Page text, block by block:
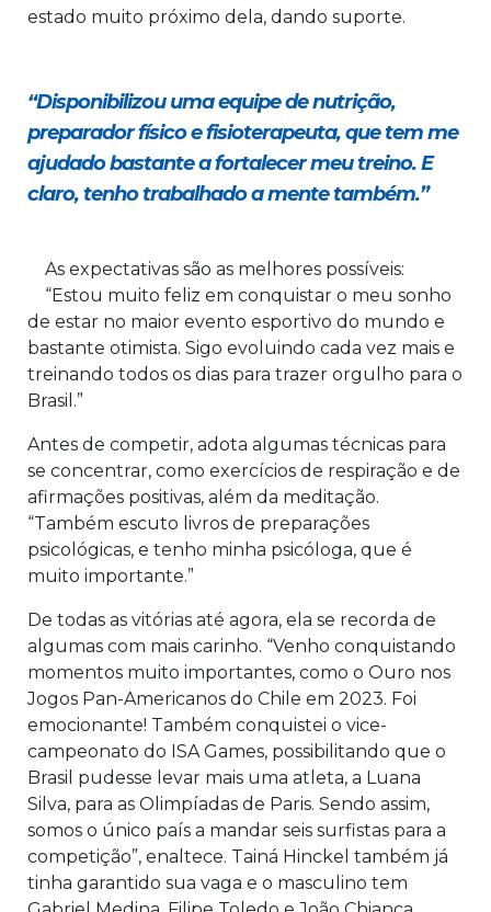
estado muito próximo dela, dando suporte.
“Disponibilizou uma equipe de nutrição,
preparador físico e fisioterapeuta, que tem me
ajudado bastante a fortalecer meu treino. E
claro, tenho trabalhado a mente também.”
As expectativas são as melhores possíveis:
“Estou muito feliz em conquistar o meu sonho
de estar no maior evento esportivo do mundo e
bastante otimista. Sigo evoluindo cada vez mais e
treinando todos os dias para trazer orgulho para o
Brasil.”
Antes de competir, adota algumas técnicas para
se concentrar, como exercícios de respiração e de
afirmações positivas, além da meditação.
“Também escuto livros de preparações
psicológicas, e tenho minha psicóloga, que é
muito importante.”
De todas as vitórias até agora, ela se recorda de
algumas com mais carinho. “Venho conquistando
momentos muito importantes, como o Ouro nos
Jogos Pan-Americanos do Chile em 2023. Foi
emocionante! Também conquistei o vice-
campeonato do ISA Games, possibilitando que o
Brasil pudesse levar mais uma atleta, a Luana
Silva, para as Olimpíadas de Paris. Sendo assim,
somos o único país a mandar seis surfistas para a
competição”, enaltece. Tainá Hinckel também já
tinha garantido sua vaga e o masculino tem